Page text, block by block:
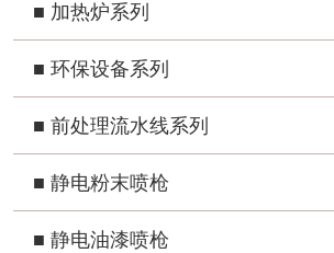
■ 加热炉系列
■ 环保设备系列
■ 前处理流水线系列
■ 静电粉末喷枪
■ 静电油漆喷枪